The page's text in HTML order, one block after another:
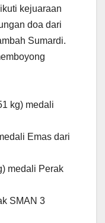
kejuaraan
doa dari
Sumardi.
kg) medali
Emas dari
medali Perak
SMAN 3